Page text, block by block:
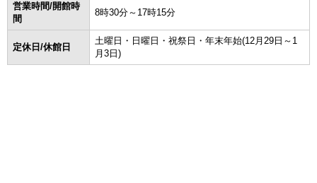
営業時間/開館時
間
8時30分～17時15分
定休日/休館日
土曜日・日曜日・祝祭日・年末年始(12月29日～1
月3日)